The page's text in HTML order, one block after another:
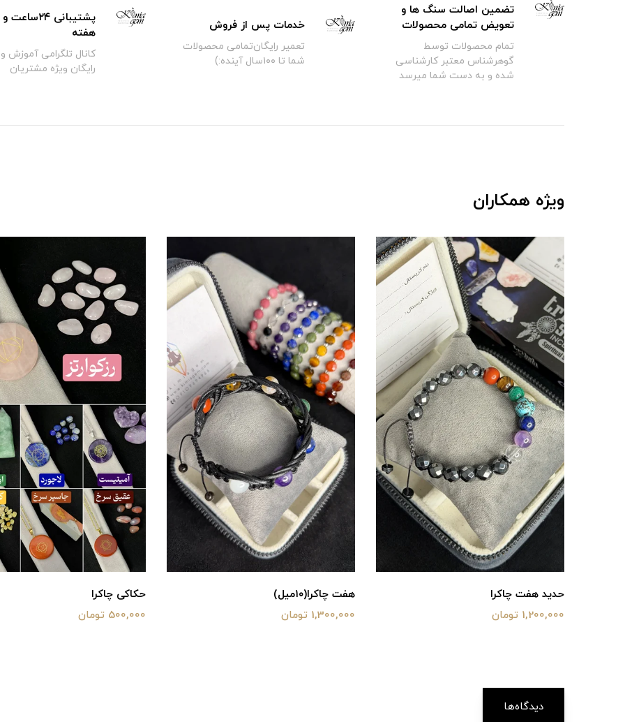
تضمین اصالت سنگ ها و
تعویض تمامی محصولات
تمام محصولات توسط
گوهرشناس معتبر کارشناسی
شده و به دست شما میرسد
خدمات پس از فروش
تعمیر رایگان‌تمامی محصولات
شما تا ۱۰۰سال آینده:)
هفته
کانال تلگرامی آموزش
رایگان ویژه مشتریان
ویژه همکاران
حدید هفت چاکرا
1,200,000 تومان
هفت چاکرا(۱۰میل)
1,300,000 تومان
حکاکی چاکرا
500,000 تومان
دیدگاه‌ها